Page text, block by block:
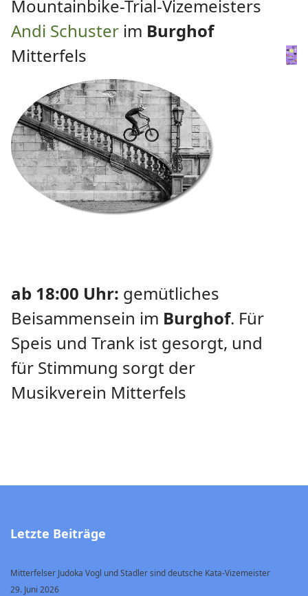
Mountainbike-Trial-Vizemeisters
Andi Schuster im Burghof
Mitterfels
ab 18:00 Uhr: gemütliches
Beisammensein im Burghof. Für
Speis und Trank ist gesorgt, und
für Stimmung sorgt der
Musikverein Mitterfels
Letzte Beiträge
Mitterfelser Judoka Vogl und Stadler sind deutsche Kata-Vizemeister
29. Juni 2026